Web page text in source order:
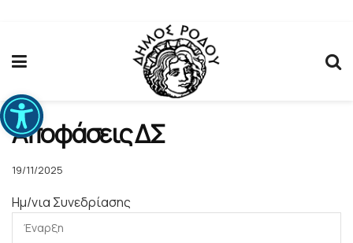
Ανοίξτε τη γραμμή εργαλείων
Αποφάσεις ΔΣ
19/11/2025
Ημ/νια Συνεδρίασης